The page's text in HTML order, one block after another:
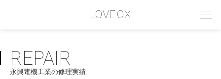
LOVEOX
PHILOSOPHY
フィロソフィー
REPAIR
永興電機工業の修理実績